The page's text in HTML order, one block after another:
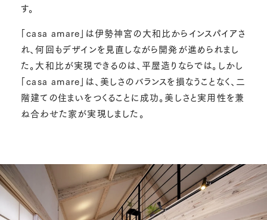
す。
「casa amare」は伊勢神宮の大和比からインスパイアさ
れ、何回もデザインを見直しながら開発が進められまし
た。大和比が実現できるのは、平屋造りならでは。しかし
「casa amare」は、美しさのバランスを損なうことなく、二
階建ての住まいをつくることに成功。美しさと実用性を兼
ね合わせた家が実現しました。